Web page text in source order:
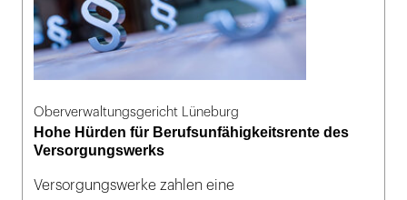
Oberverwaltungsgericht Lüneburg
Hohe Hürden für Berufsunfähigkeitsrente des
Versorgungswerks
Versorgungswerke zahlen eine